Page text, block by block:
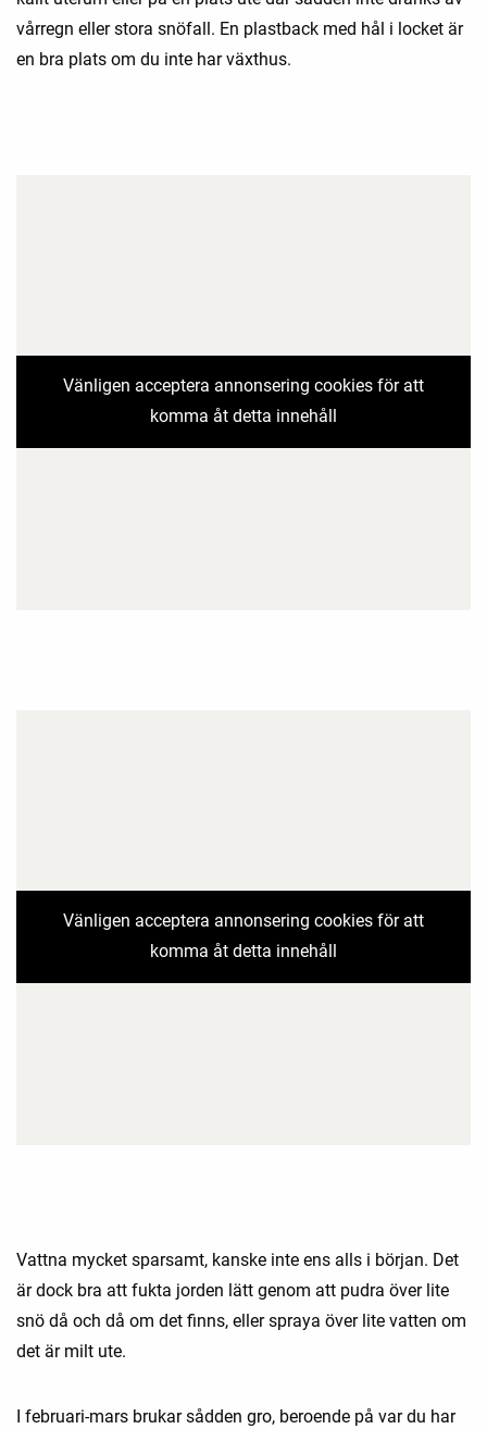
vårregn eller stora snöfall. En plastback med hål i locket är
en bra plats om du inte har växthus.
Vänligen acceptera annonsering cookies för att
komma åt detta innehåll
Vänligen acceptera annonsering cookies för att
komma åt detta innehåll
Vattna mycket sparsamt, kanske inte ens alls i början. Det
är dock bra att fukta jorden lätt genom att pudra över lite
snö då och då om det finns, eller spraya över lite vatten om
det är milt ute.
I februari-mars brukar sådden gro, beroende på var du har